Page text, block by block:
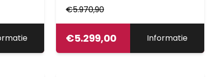
€5.970,90
€5.299,00 Informatie